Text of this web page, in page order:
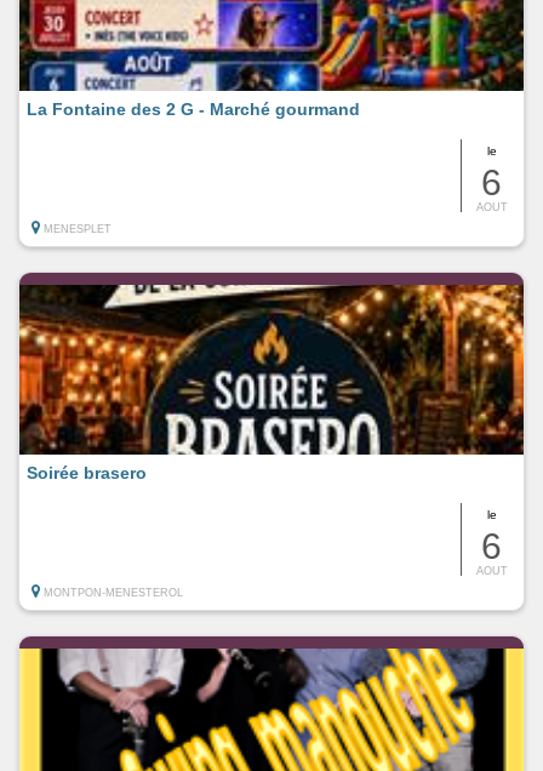
le
6
AOUT
La Fontaine des 2 G - Marché gourmand
MENESPLET
le
6
AOUT
Soirée brasero
MONTPON-MENESTEROL